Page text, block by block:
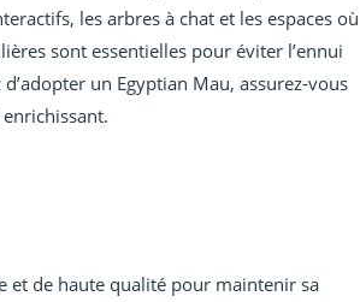
les arbres à chat et les espaces où
sont essentielles pour éviter l’ennui
un Egyptian Mau, assurez-vous
et de haute qualité pour maintenir sa